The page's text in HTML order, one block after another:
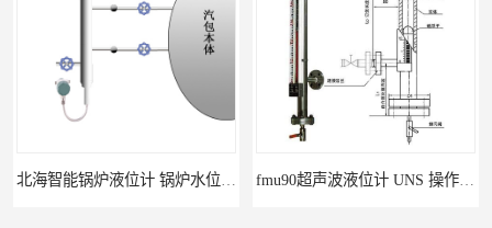
北海智能锅炉液位计 锅炉水位计厂商 自动适应自动校准 fmu90超声波液位计 UNS 操作简单